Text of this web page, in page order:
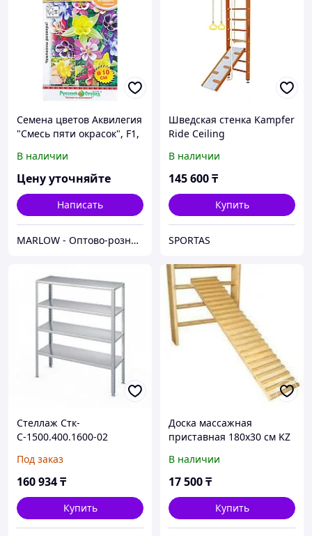
Семена цветов Аквилегия
"Cмесь пяти окрасок", F1,
В наличии
Цену уточняйте
Написать
MARLOW - Оптово-розничный склад.
Шведская стенка Kampfer
Ride Ceiling
В наличии
145 600₸
Купить
SPORTAS
Стеллаж Стк-
С-1500.400.1600-02
Под заказ
160 934₸
Купить
Доска массажная
приставная 180x30 см KZ
В наличии
17 500₸
Купить